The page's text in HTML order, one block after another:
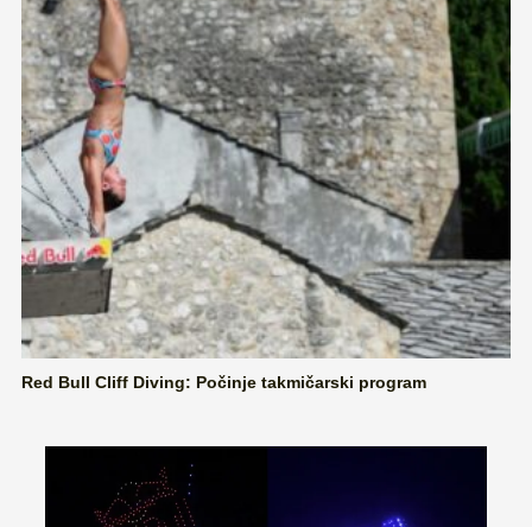
Red Bull Cliff Diving: Počinje takmičarski program